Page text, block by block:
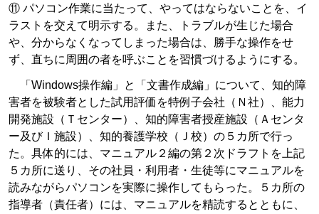
⑪ パソコン作業に当たって、やってはならないことを、イ
ラストを交えて明示する。また、トラブルが生じた場合
や、分からなくなってしまった場合は、勝手な操作をせ
ず、直ちに周囲の者を呼ぶことを習慣づけるようにする。
「Windows操作編」と「文書作成編」について、知的障
害者を被験者とした試用評価を特例子会社（Ｎ社）、能力
開発施設（Ｔセンター）、知的障害者授産施設（Ａセンタ
ー及びＩ施設）、知的養護学校（Ｊ校）の５カ所で行っ
た。具体的には、マニュアル２編の第２次ドラフトを上記
５カ所に送り、その社員・利用者・生徒等にマニュアルを
読みながらパソコンを実際に操作してもらった。５カ所の
指導者（責任者）には、マニュアルを精読するとともに、